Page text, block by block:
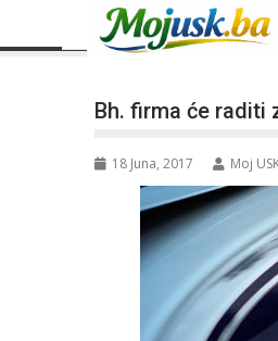
Bh. firma će raditi
18 Juna, 2017 Moj